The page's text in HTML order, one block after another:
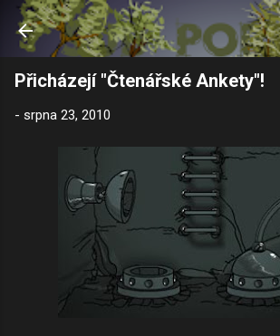
Přeskočit na hlavní obsah
Přicházejí "Čtenářské Ankety"!
- srpna 23, 2010